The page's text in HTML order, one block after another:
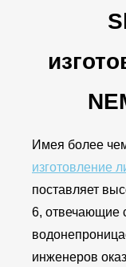
Имея более
изготовление
поставляет
6, отвечающие
инженеров